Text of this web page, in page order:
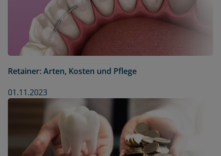
Retainer: Arten, Kosten und Pflege
01.11.2023